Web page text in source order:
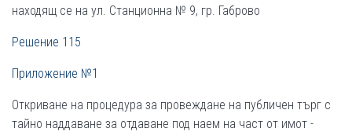
находящ се на ул. Станционна № 9, гр. Габрово
Решение 115
Приложение №1
Откриване на процедура за провеждане на публичен търг с
тайно наддаване за отдаване под наем на част от имот -